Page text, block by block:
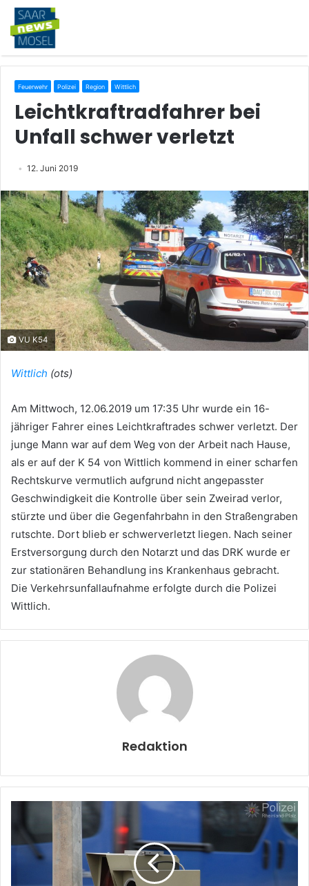
Feuerwehr Polizei Region Wittlich
Leichtkraftradfahrer bei
Unfall schwer verletzt
12. Juni 2019
VU K54
Wittlich (ots)
Am Mittwoch, 12.06.2019 um 17:35 Uhr wurde ein 16-
jähriger Fahrer eines Leichtkraftrades schwer verletzt. Der
junge Mann war auf dem Weg von der Arbeit nach Hause,
als er auf der K 54 von Wittlich kommend in einer scharfen
Rechtskurve vermutlich aufgrund nicht angepasster
Geschwindigkeit die Kontrolle über sein Zweirad verlor,
stürzte und über die Gegenfahrbahn in den Straßengraben
rutschte. Dort blieb er schwerverletzt liegen. Nach seiner
Erstversorgung durch den Notarzt und das DRK wurde er
zur stationären Behandlung ins Krankenhaus gebracht.
Die Verkehrsunfallaufnahme erfolgte durch die Polizei
Wittlich.
Redaktion